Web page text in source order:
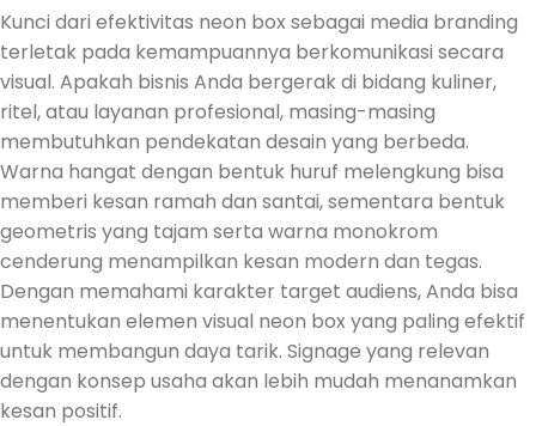
Kunci dari efektivitas neon box sebagai media branding
terletak pada kemampuannya berkomunikasi secara
visual. Apakah bisnis Anda bergerak di bidang kuliner,
ritel, atau layanan profesional, masing-masing
membutuhkan pendekatan desain yang berbeda.
Warna hangat dengan bentuk huruf melengkung bisa
memberi kesan ramah dan santai, sementara bentuk
geometris yang tajam serta warna monokrom
cenderung menampilkan kesan modern dan tegas.
Dengan memahami karakter target audiens, Anda bisa
menentukan elemen visual neon box yang paling efektif
untuk membangun daya tarik. Signage yang relevan
dengan konsep usaha akan lebih mudah menanamkan
kesan positif.